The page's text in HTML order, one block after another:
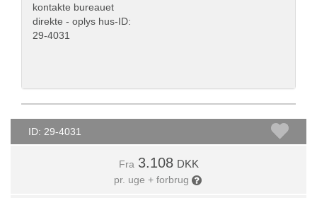
kontakte bureauet
direkte - oplys hus-ID:
29-4031
ID: 29-4031
Fra 3.108 DKK
pr. uge + forbrug